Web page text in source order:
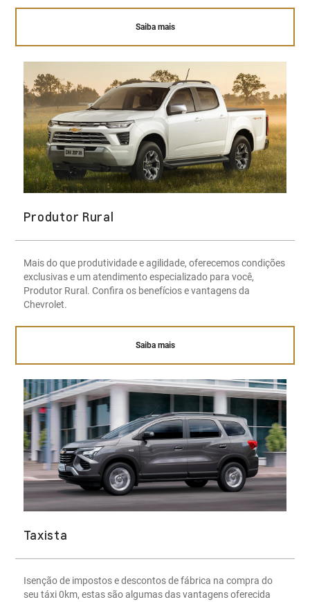
Saiba mais
Produtor Rural
Mais do que produtividade e agilidade, oferecemos condições
exclusivas e um atendimento especializado para você,
Produtor Rural. Confira os benefícios e vantagens da
Chevrolet.
Saiba mais
Taxista
Isenção de impostos e descontos de fábrica na compra do
seu táxi 0km, estas são algumas das vantagens oferecida